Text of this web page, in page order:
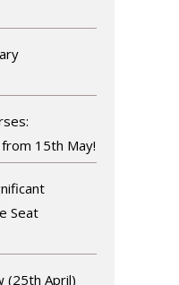
15th May!
Seat
(25th April)